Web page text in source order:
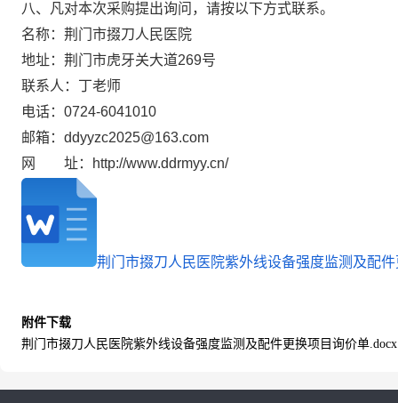
八、凡对本次采购提出询问，请按以下方式联系。
名称：荆门市掇刀人民医院
地址：荆门市虎牙关大道269号
联系人：丁老师
电话：0724-6041010
邮箱：ddyyzc2025@163.com
网 址：
http://www.ddrmyy.cn/
荆门市掇刀人民医院紫外线设备强度监测及配
附件下载
荆门市掇刀人民医院紫外线设备强度监测及配件更换项目询价单.docx